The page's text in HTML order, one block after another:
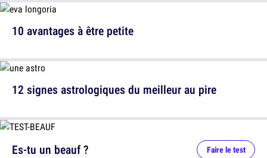
10 avantages à être petite
12 signes astrologiques du meilleur au pire
Es-tu un beauf ? Faire le test